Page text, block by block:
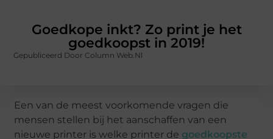
Goedkope inkt? Zo print je het
goedkoopst in 2019!
Gepubliceerd Door Column Web.nl
Een van de meest voorkomende vragen die
mensen stellen bij het aanschaffen van een
nieuwe printer is welke printer de goedkoopste